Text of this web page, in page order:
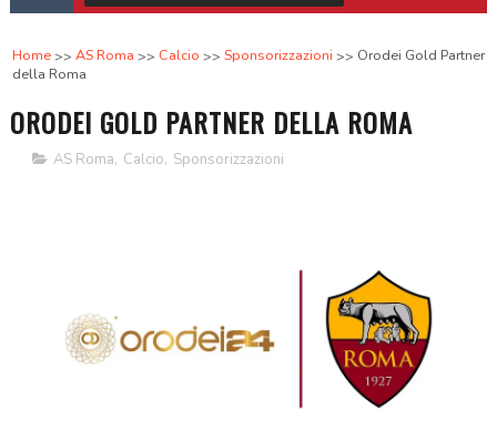
Home AS Roma Calcio Sponsorizzazioni
Orodei Gold Partner
della Roma
ORODEI GOLD PARTNER DELLA ROMA
AS Roma, Calcio, Sponsorizzazioni